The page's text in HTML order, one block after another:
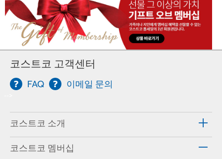
코스트코 고객센터
FAQ 이메일 문의
코스트코 소개
코스트코 멤버십